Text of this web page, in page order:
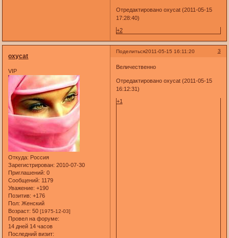
Отредактировано oxycat (2011-05-15
17:28:40)
+2
Поделиться 3
2011-05-15 16:11:20
oxycat
VIP
Откуда: Россия
Зарегистрирован: 2010-07-30
Приглашений: 0
Сообщений: 1179
Уважение: +190
Позитив: +176
Пол: Женский
Возраст: 50[1975-12-03]
Провел на форуме:
14 дней 14 часов
Последний визит:
Величественно
Отредактировано oxycat (2011-05-15
16:12:31)
+1